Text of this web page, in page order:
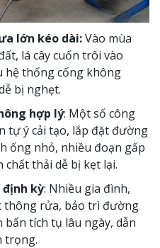
lớn kéo dài:Vào mùa
lá cây cuốn trôi vào
hệ thống cống không
bị nghẹt.
hợp lý: Một số công
tự ý cải tạo, lắp đặt đường
ống nhỏ, nhiều đoạn gấp
chất thải dễ bị kẹt lại.
định kỳ: Nhiều gia đình,
thông rửa, bảo trì đường
tích tụ lâu ngày, dẫn
trọng.